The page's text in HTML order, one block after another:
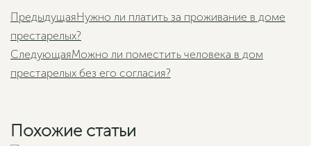
Пред
ПредыдущаяНужно ли платить за проживание в доме
престарелых?
СледующаяМожно ли поместить человека в дом
престарелых без его согласия?
Похожие статьи